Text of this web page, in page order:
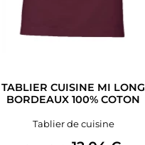
TABLIER CUISINE MI LONG
BORDEAUX 100% COTON
Tablier de cuisine